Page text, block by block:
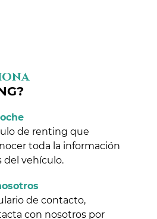
de renting que
toda la información
del vehículo.
de contacto,
con nosotros por